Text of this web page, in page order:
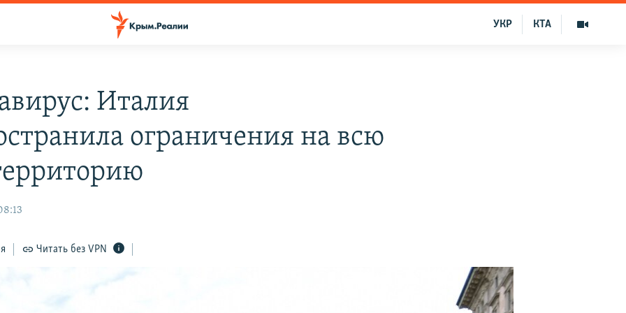
КТА
УКР
Италия
ограничения на всю
Читать без VPN